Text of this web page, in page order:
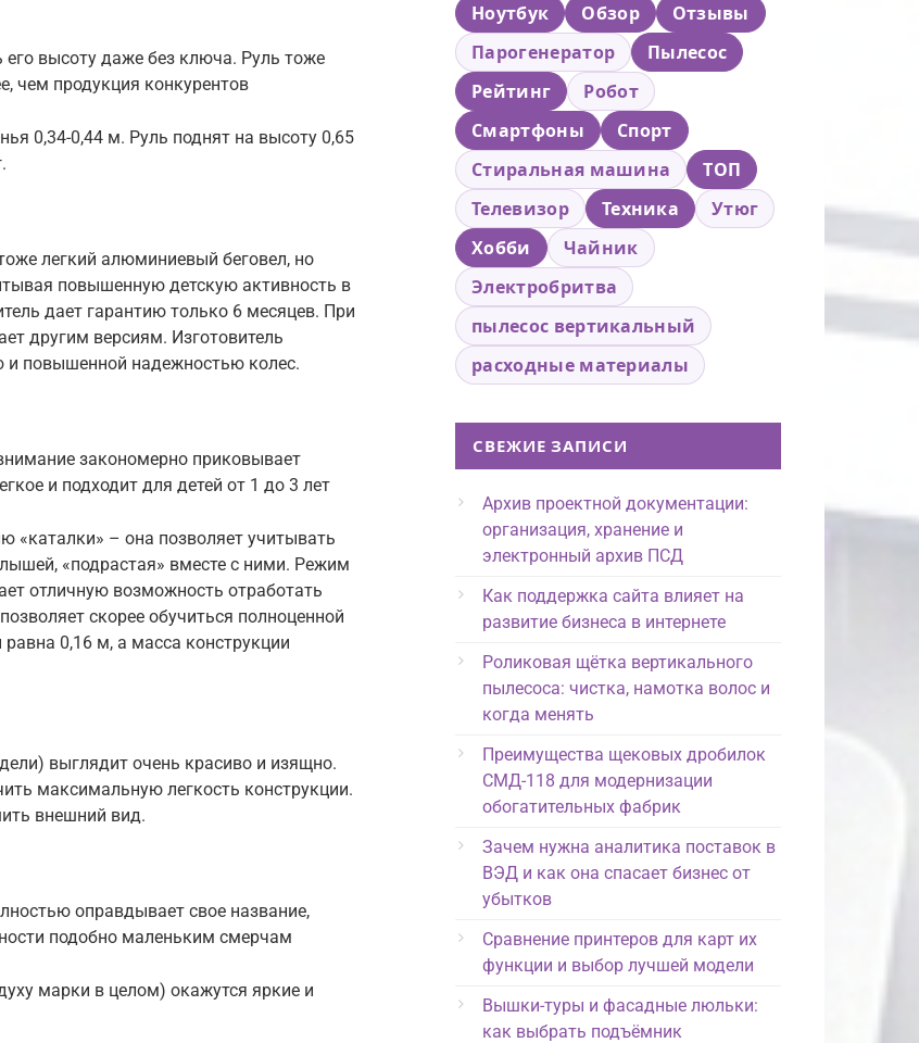
его высоту даже без ключа. Руль тоже
чем продукция конкурентов
0,34-0,44 м. Руль поднят на высоту 0,65
легкий алюминиевый беговел, но
повышенную детскую активность в
дает гарантию только 6 месяцев. При
другим версиям. Изготовитель
и повышенной надежностью колес.
закономерно приковывает
и подходит для детей от 1 до 3 лет
«каталки» – она позволяет учитывать
«подрастая» вместе с ними. Режим
отличную возможность отработать
скорее обучиться полноценной
0,16 м, а масса конструкции
выглядит очень красиво и изящно.
максимальную легкость конструкции.
внешний вид.
оправдывает свое название,
подобно маленьким смерчам
марки в целом) окажутся яркие и
Ноутбук
Обзор
Отзывы
Парогенератор
Пылесос
Рейтинг
Робот
Смартфоны
Спорт
Стиральная машина
ТОП
Телевизор
Техника
Утюг
Хобби
Чайник
Электробритва
пылесос вертикальный
расходные материалы
СВЕЖИЕ ЗАПИСИ
Архив проектной документации:
организация, хранение и
электронный архив ПСД
Как поддержка сайта влияет на
развитие бизнеса в интернете
Роликовая щётка вертикального
пылесоса: чистка, намотка волос и
когда менять
Преимущества щековых дробилок
СМД-118 для модернизации
обогатительных фабрик
Зачем нужна аналитика поставок в
ВЭД и как она спасает бизнес от
убытков
Сравнение принтеров для карт их
функции и выбор лучшей модели
Вышки-туры и фасадные люльки:
как выбрать подъёмник